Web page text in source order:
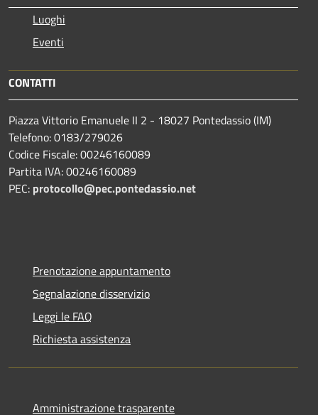
Luoghi
Eventi
CONTATTI
Piazza Vittorio Emanuele II 2 - 18027 Pontedassio (IM)
Telefono: 0183/279026
Codice Fiscale: 00246160089
Partita IVA: 00246160089
PEC: protocollo@pec.pontedassio.net
Prenotazione appuntamento
Segnalazione disservizio
Leggi le FAQ
Richiesta assistenza
Amministrazione trasparente